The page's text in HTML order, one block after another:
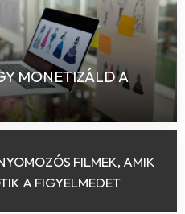
MONETIZÁLD A
FILMEK, AMIK
A FIGYELMEDET